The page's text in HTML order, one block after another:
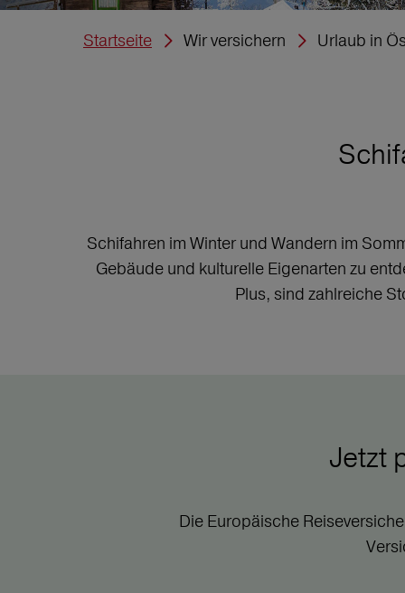
Startseite Wir versichern Urlaub in
Schifahren im Winter und Wandern im
Gebäude und kulturelle Eigenarten zu
Plus, sind zahlreiche
Jetzt
Die Europäische